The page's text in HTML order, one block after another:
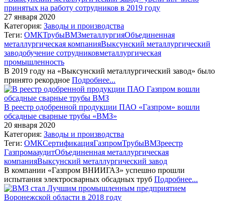
принятых на работу сотрудников в 2019 году
27 января 2020
Категория: Заводы и производства
Теги: ОМКТрубыВМЗметаллургияОбъединенная
металлургическая компанияВыксунский металлургический
заводобучение сотрудниковметаллургическая
промышленность
В 2019 году на «Выксунский металлургический завод» было
принято рекордное Подробнее...
В реестр одобренной продукции ПАО «Газпром» вошли
обсадные сварные трубы «ВМЗ»
20 января 2020
Категория: Заводы и производства
Теги: ОМКСертификацияГазпромТрубыВМЗреестр
ГазпромааудитОбъединенная металлургическая
компанияВыксунский металлургический завод
В компании «Газпром ВНИИГАЗ» успешно прошли
испытания электросварных обсадных труб Подробнее...